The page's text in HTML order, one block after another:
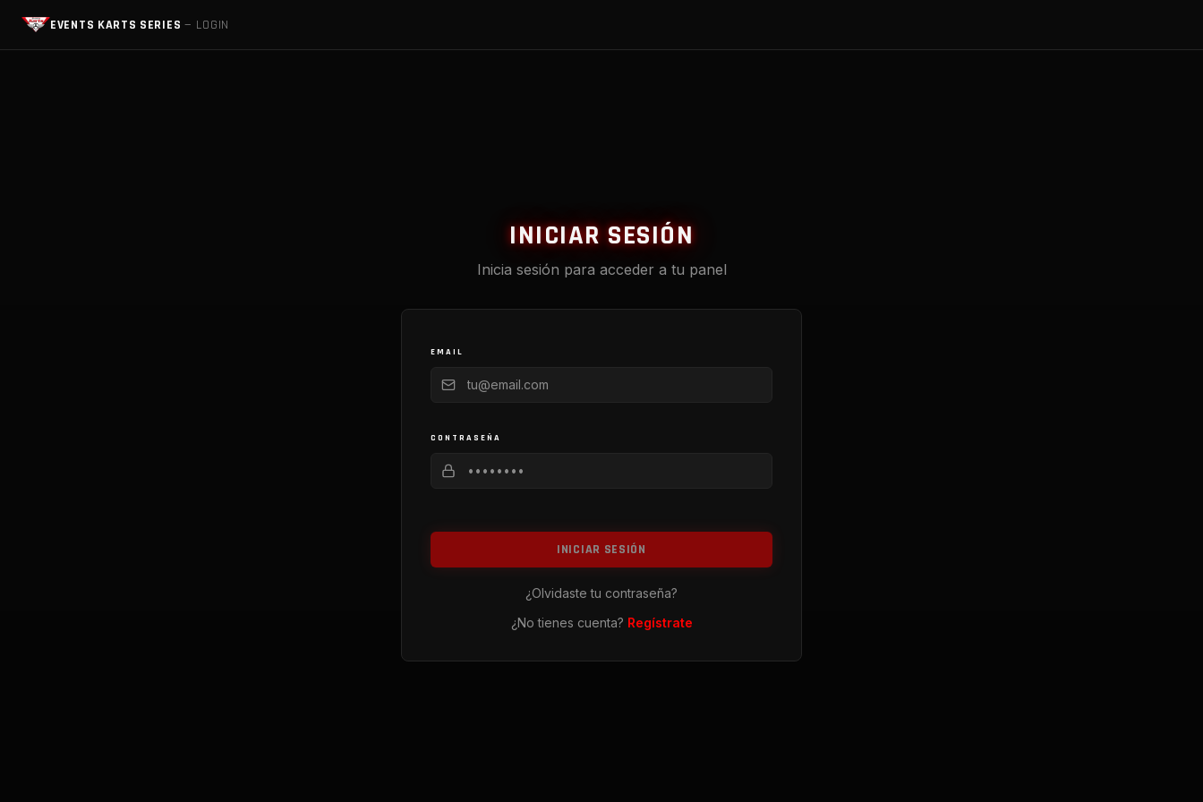
EVENTS KARTS SERIES — LOGIN
INICIAR SESIÓN
Inicia sesión para acceder a tu panel
EMAIL
CONTRASEÑA
INICIAR SESIÓN
¿Olvidaste tu contraseña?
¿No tienes cuenta? Regístrate